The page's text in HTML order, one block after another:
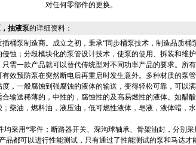
对任何零部件的更换。
抽液泵的详细资料：
桶泵制造商。成立之初，秉承“同步桶泵技术，制造品质
蚀；分段模块化的泵管设计技术，使泵的使用、拆装和维
需一款产品就可以替代传统型对不同功率产品的要求。所
效预防泵在突然断电后再重启时发生意外。多种材质的泵
，一般腐蚀到强腐蚀的液体的输送，变得轻松可靠，可以满
合输送稀薄的，中性的，腐蚀性的及高易燃性的液体。如
柴油，燃料油，液压油，低可燃性液体，皂液，液体蜡，
均采用*零件；断路器开关、深沟球轴承、骨架油封，分别
品都可以进行性能测试，只有通过了性能测试的泵和马达